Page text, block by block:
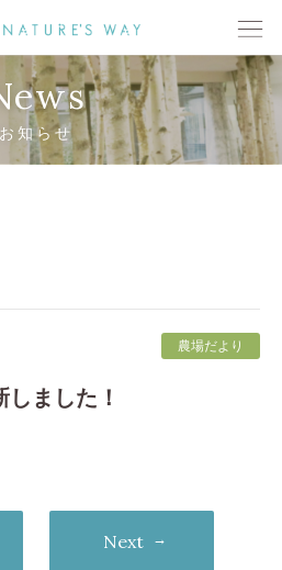
お知らせ
農場だより
しました！
Next